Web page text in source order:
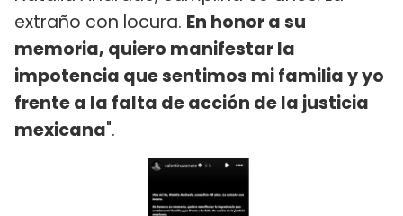
extraño con locura. En honor a su
memoria, quiero manifestar la
impotencia que sentimos mi familia y yo
frente a la falta de acción de la justicia
mexicana".